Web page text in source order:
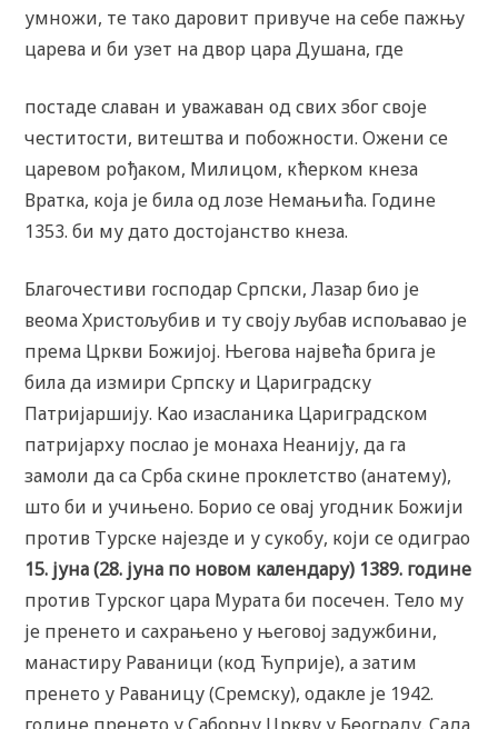
умножи, те тако даровит привуче на себе пажњу
царева и би узет на двор цара Душана, где
постаде славан и уважаван од свих због своје
честитости, витештва и побожности. Ожени се
царевом рођаком, Милицом, кћерком кнеза
Вратка, која је била од лозе Немањића. Године
1353. би му дато достојанство кнеза.
Благочестиви господар Српски, Лазар био је
веома Христољубив и ту своју љубав испољавао је
према Цркви Божијој. Његова највећа брига је
била да измири Српску и Цариградску
Патријаршију. Као изасланика Цариградском
патријарху послао је монаха Неанију, да га
замоли да са Срба скине проклетство (анатему),
што би и учињено. Борио се овај угодник Божији
против Турске најезде и у сукобу, који се одиграо
15. јуна (28. јуна по новом календару) 1389. године
против Турског цара Мурата би посечен. Тело му
је пренето и сахрањено у његовој задужбини,
манастиру Раваници (код Ћуприје), а затим
пренето у Раваницу (Сремску), одакле је 1942.